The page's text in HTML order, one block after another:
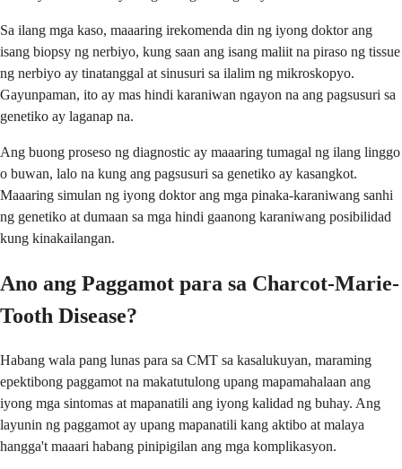
Sa ilang mga kaso, maaaring irekomenda din ng iyong doktor ang
isang biopsy ng nerbiyo, kung saan ang isang maliit na piraso ng tissue
ng nerbiyo ay tinatanggal at sinusuri sa ilalim ng mikroskopyo.
Gayunpaman, ito ay mas hindi karaniwan ngayon na ang pagsusuri sa
genetiko ay laganap na.
Ang buong proseso ng diagnostic ay maaaring tumagal ng ilang linggo
o buwan, lalo na kung ang pagsusuri sa genetiko ay kasangkot.
Maaaring simulan ng iyong doktor ang mga pinaka-karaniwang sanhi
ng genetiko at dumaan sa mga hindi gaanong karaniwang posibilidad
kung kinakailangan.
Ano ang Paggamot para sa Charcot-Marie-
Tooth Disease?
Habang wala pang lunas para sa CMT sa kasalukuyan, maraming
epektibong paggamot na makatutulong upang mapamahalaan ang
iyong mga sintomas at mapanatili ang iyong kalidad ng buhay. Ang
layunin ng paggamot ay upang mapanatili kang aktibo at malaya
hangga't maaari habang pinipigilan ang mga komplikasyon.